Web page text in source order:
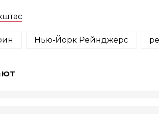
Нью-Йорк Рейнджерс